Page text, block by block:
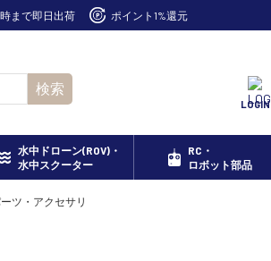
まで即日出荷 ポイント1%還元
検索
LOGIN
水中ドローン(ROV)・
水中スクーター
RC・
ロボット部品
ツ・アクセサリ